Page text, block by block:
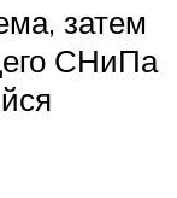
затем
СНиПа